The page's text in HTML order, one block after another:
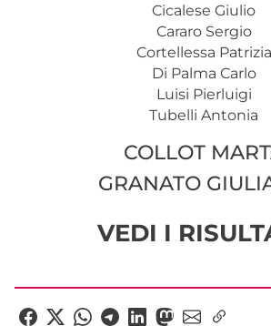
Cicalese Giulio
Cararo Sergio
Cortellessa Patrizia
Di Palma Carlo
Luisi Pierluigi
Tubelli Antonia
COLLOT
GRANATO
VEDI I